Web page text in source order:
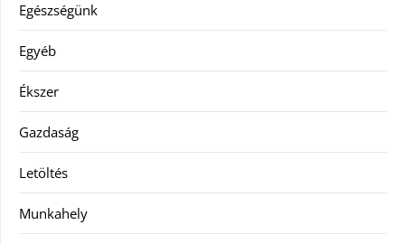
Egészségünk
Egyéb
Ékszer
Gazdaság
Letöltés
Munkahely